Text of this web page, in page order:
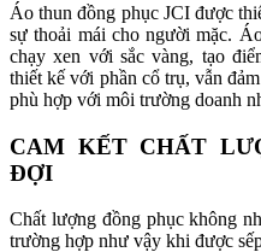
Áo thun đồng phục JCI được
sự thoải mái cho người mặc.
chạy xen với sắc vàng, tạo
thiết kế với phần cổ trụ, vẫn
phù hợp với môi trường doanh
CAM KẾT CHẤT
ĐỢI
Chất lượng đồng phục không
trường hợp như vậy khi được